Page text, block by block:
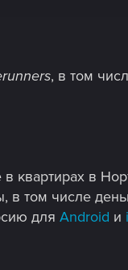
, в том
квартирах в
в том числе
для Android и